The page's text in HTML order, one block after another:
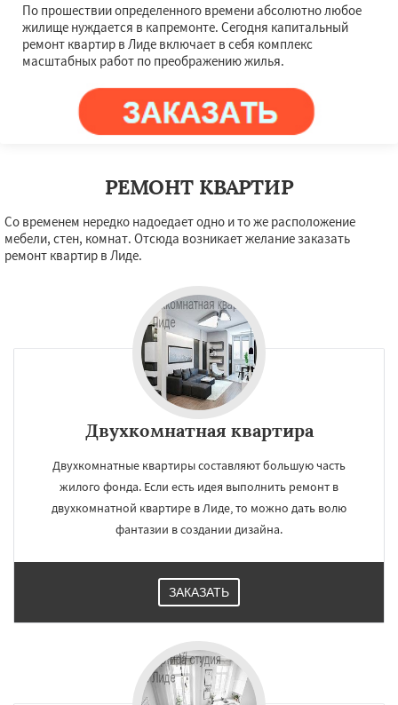
По прошествии определенного времени абсолютно любое
жилище нуждается в капремонте. Сегодня капитальный
ремонт квартир в Лиде включает в себя комплекс
масштабных работ по преображению жилья.
РЕМОНТ КВАРТИР
Со временем нередко надоедает одно и то же расположение
мебели, стен, комнат. Отсюда возникает желание заказать
ремонт квартир в Лиде.
Двухкомнатная квартира
Двухкомнатные квартиры составляют большую часть
жилого фонда. Если есть идея выполнить ремонт в
двухкомнатной квартире в Лиде, то можно дать волю
фантазии в создании дизайна.
ЗАКАЗАТЬ